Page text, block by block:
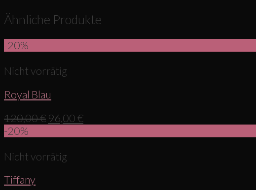
Ähnliche Produkte
-20%
Nicht vorrätig
Royal Blau
120,00€ 96,00€
-20%
Nicht vorrätig
Tiffany